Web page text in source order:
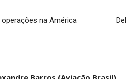
na América